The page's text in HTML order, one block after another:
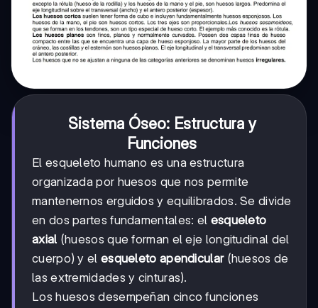
Sistema Óseo: Estructura y
Funciones
El esqueleto humano es una estructura
organizada por huesos que nos permite
mantenernos erguidos y equilibrados. Se divide
en dos partes fundamentales: el esqueleto
axial (huesos que forman el eje longitudinal del
cuerpo) y el esqueleto apendicular(huesos de
las extremidades y cinturas).
Los huesos desempeñan cinco funciones